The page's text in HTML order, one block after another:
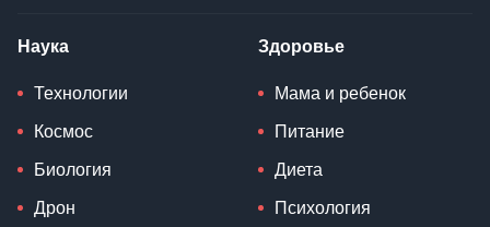
Наука
Технологии
Космос
Биология
Дрон
Здоровье
Мама и ребенок
Питание
Диета
Психология